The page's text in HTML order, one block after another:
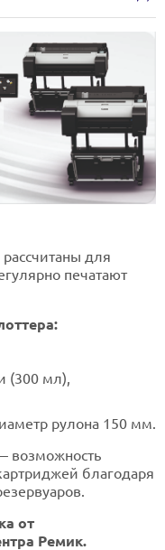
для
печатают
(300 мл),
рулона 150 мм.
возможность
благодаря
от
Ремик.